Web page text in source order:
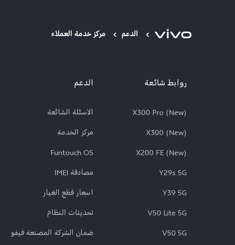
الدعم مركز خدمة العملاء
روابط شائعة
X300 Pro (New)
X300 (New)
X200 FE (New)
Y29s 5G
Y39 5G
V50 Lite 5G
V50 5G
الدعم
الاسئلة الشائعة
مركز الخدمة
Funtouch OS
مصادقة IMEI
اسعار قطع الغيار
تحديثات النظام
ضمان الشركة المصنعة فيفو